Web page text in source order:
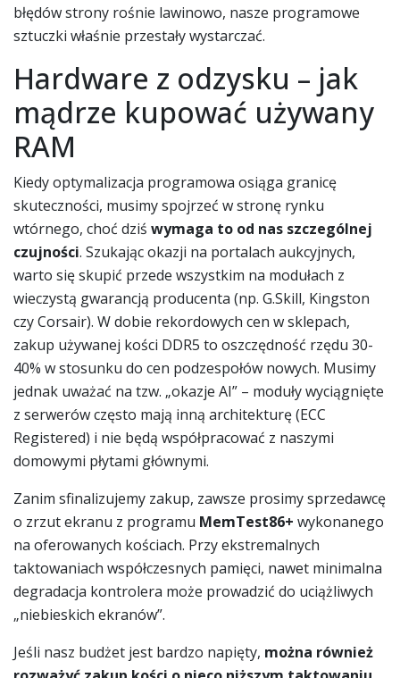
błędów strony rośnie lawinowo, nasze programowe
sztuczki właśnie przestały wystarczać.
Hardware z odzysku – jak
mądrze kupować używany
RAM
Kiedy optymalizacja programowa osiąga granicę
skuteczności, musimy spojrzeć w stronę rynku
wtórnego, choć dziś wymaga to od nas szczególnej
czujności. Szukając okazji na portalach aukcyjnych,
warto się skupić przede wszystkim na modułach z
wieczystą gwarancją producenta (np. G.Skill, Kingston
czy Corsair). W dobie rekordowych cen w sklepach,
zakup używanej kości DDR5 to oszczędność rzędu 30-
40% w stosunku do cen podzespołów nowych. Musimy
jednak uważać na tzw. „okazje AI” – moduły wyciągnięte
z serwerów często mają inną architekturę (ECC
Registered) i nie będą współpracować z naszymi
domowymi płytami głównymi.
Zanim sfinalizujemy zakup, zawsze prosimy sprzedawcę
o zrzut ekranu z programu MemTest86+ wykonanego
na oferowanych kościach. Przy ekstremalnych
taktowaniach współczesnych pamięci, nawet minimalna
degradacja kontrolera może prowadzić do uciążliwych
„niebieskich ekranów”.
Jeśli nasz budżet jest bardzo napięty, można również